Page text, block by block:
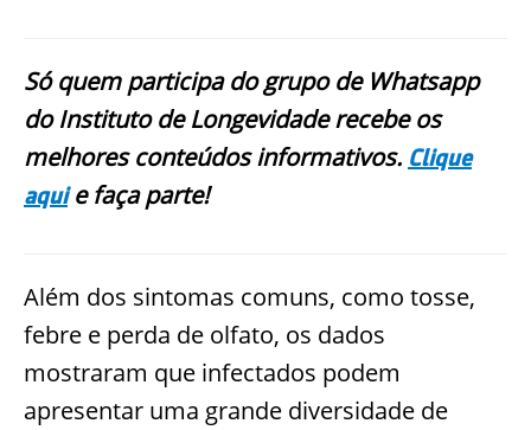
Só quem participa do grupo de Whatsapp
do Instituto de Longevidade recebe os
melhores conteúdos informativos. Clique
aquie faça parte!
Além dos sintomas comuns, como tosse,
febre e perda de olfato, os dados
mostraram que infectados podem
apresentar uma grande diversidade de